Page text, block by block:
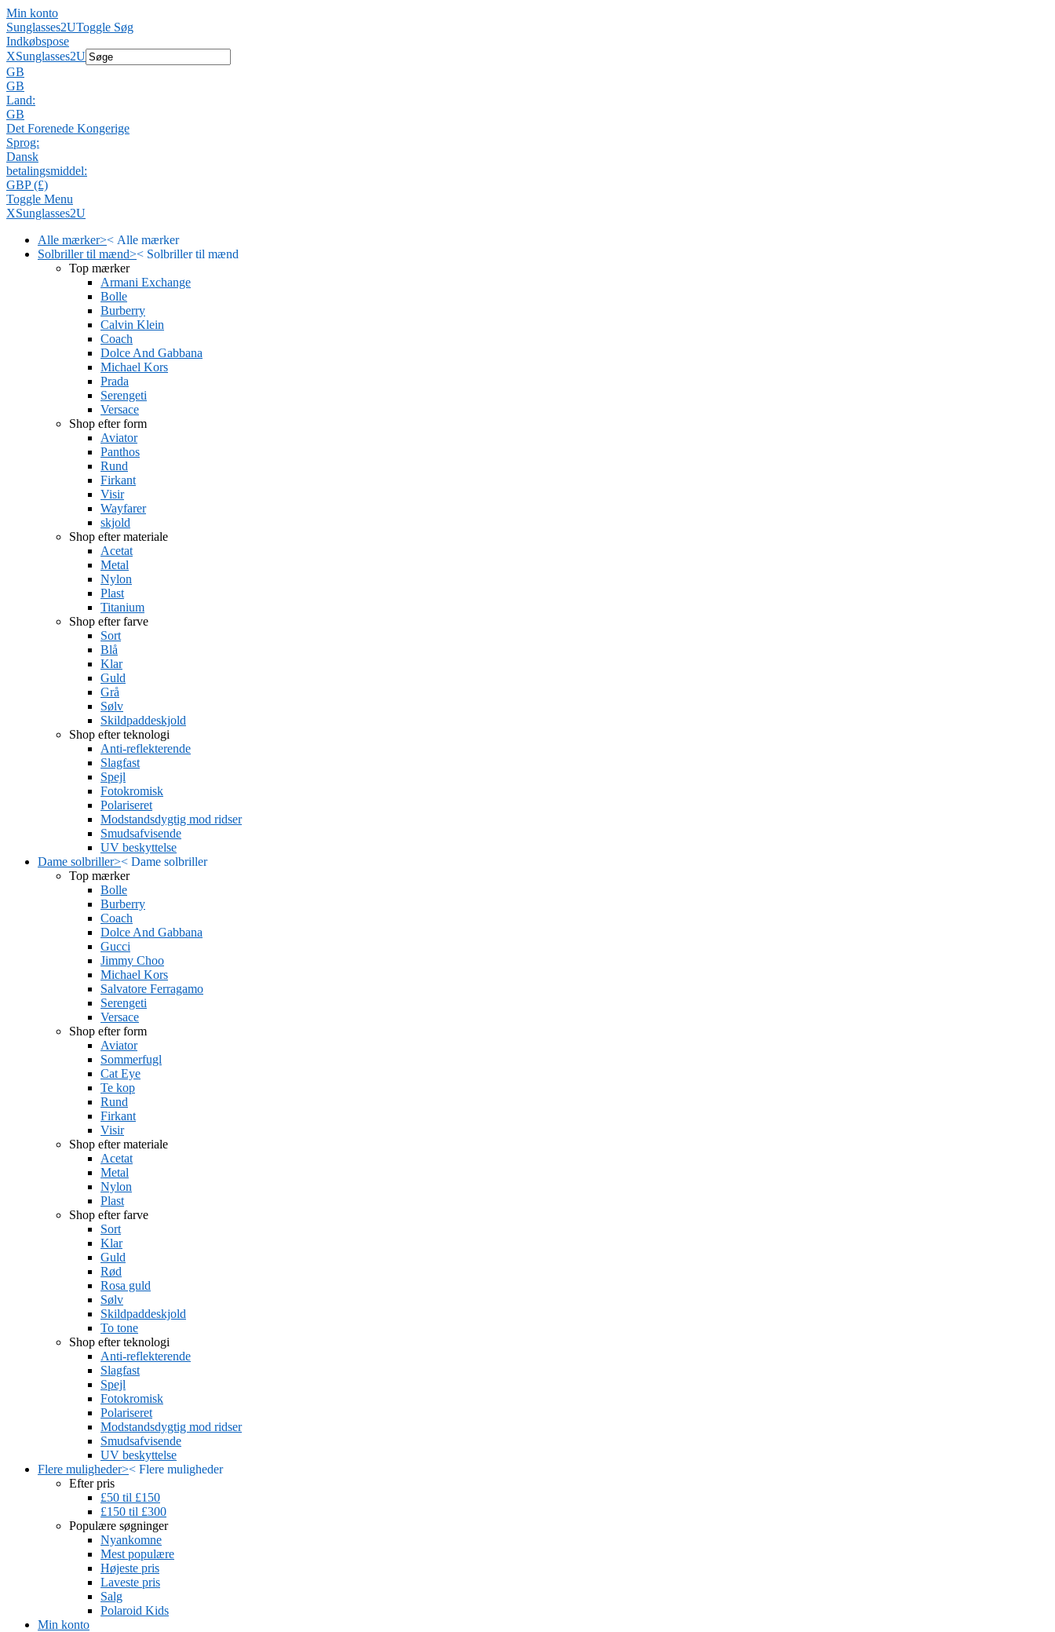
Min konto
Sunglasses2UToggle Søg
Indkøbspose
XSunglasses2U
GB
GB
Land:
GB
Det Forenede Kongerige
Sprog:
Dansk
betalingsmiddel:
GBP (£)
Toggle Menu
XSunglasses2U
Alle mærker>< Alle mærker
Solbriller til mænd>< Solbriller til mænd
Top mærker
Armani Exchange
Bolle
Burberry
Calvin Klein
Coach
Dolce And Gabbana
Michael Kors
Prada
Serengeti
Versace
Shop efter form
Aviator
Panthos
Rund
Firkant
Visir
Wayfarer
skjold
Shop efter materiale
Acetat
Metal
Nylon
Plast
Titanium
Shop efter farve
Sort
Blå
Klar
Guld
Grå
Sølv
Skildpaddeskjold
Shop efter teknologi
Anti-reflekterende
Slagfast
Spejl
Fotokromisk
Polariseret
Modstandsdygtig mod ridser
Smudsafvisende
UV beskyttelse
Dame solbriller>< Dame solbriller
Top mærker
Bolle
Burberry
Coach
Dolce And Gabbana
Gucci
Jimmy Choo
Michael Kors
Salvatore Ferragamo
Serengeti
Versace
Shop efter form
Aviator
Sommerfugl
Cat Eye
Te kop
Rund
Firkant
Visir
Shop efter materiale
Acetat
Metal
Nylon
Plast
Shop efter farve
Sort
Klar
Guld
Rød
Rosa guld
Sølv
Skildpaddeskjold
To tone
Shop efter teknologi
Anti-reflekterende
Slagfast
Spejl
Fotokromisk
Polariseret
Modstandsdygtig mod ridser
Smudsafvisende
UV beskyttelse
Flere muligheder>< Flere muligheder
Efter pris
£50 til £150
£150 til £300
Populære søgninger
Nyankomne
Mest populære
Højeste pris
Laveste pris
Salg
Polaroid Kids
Min konto